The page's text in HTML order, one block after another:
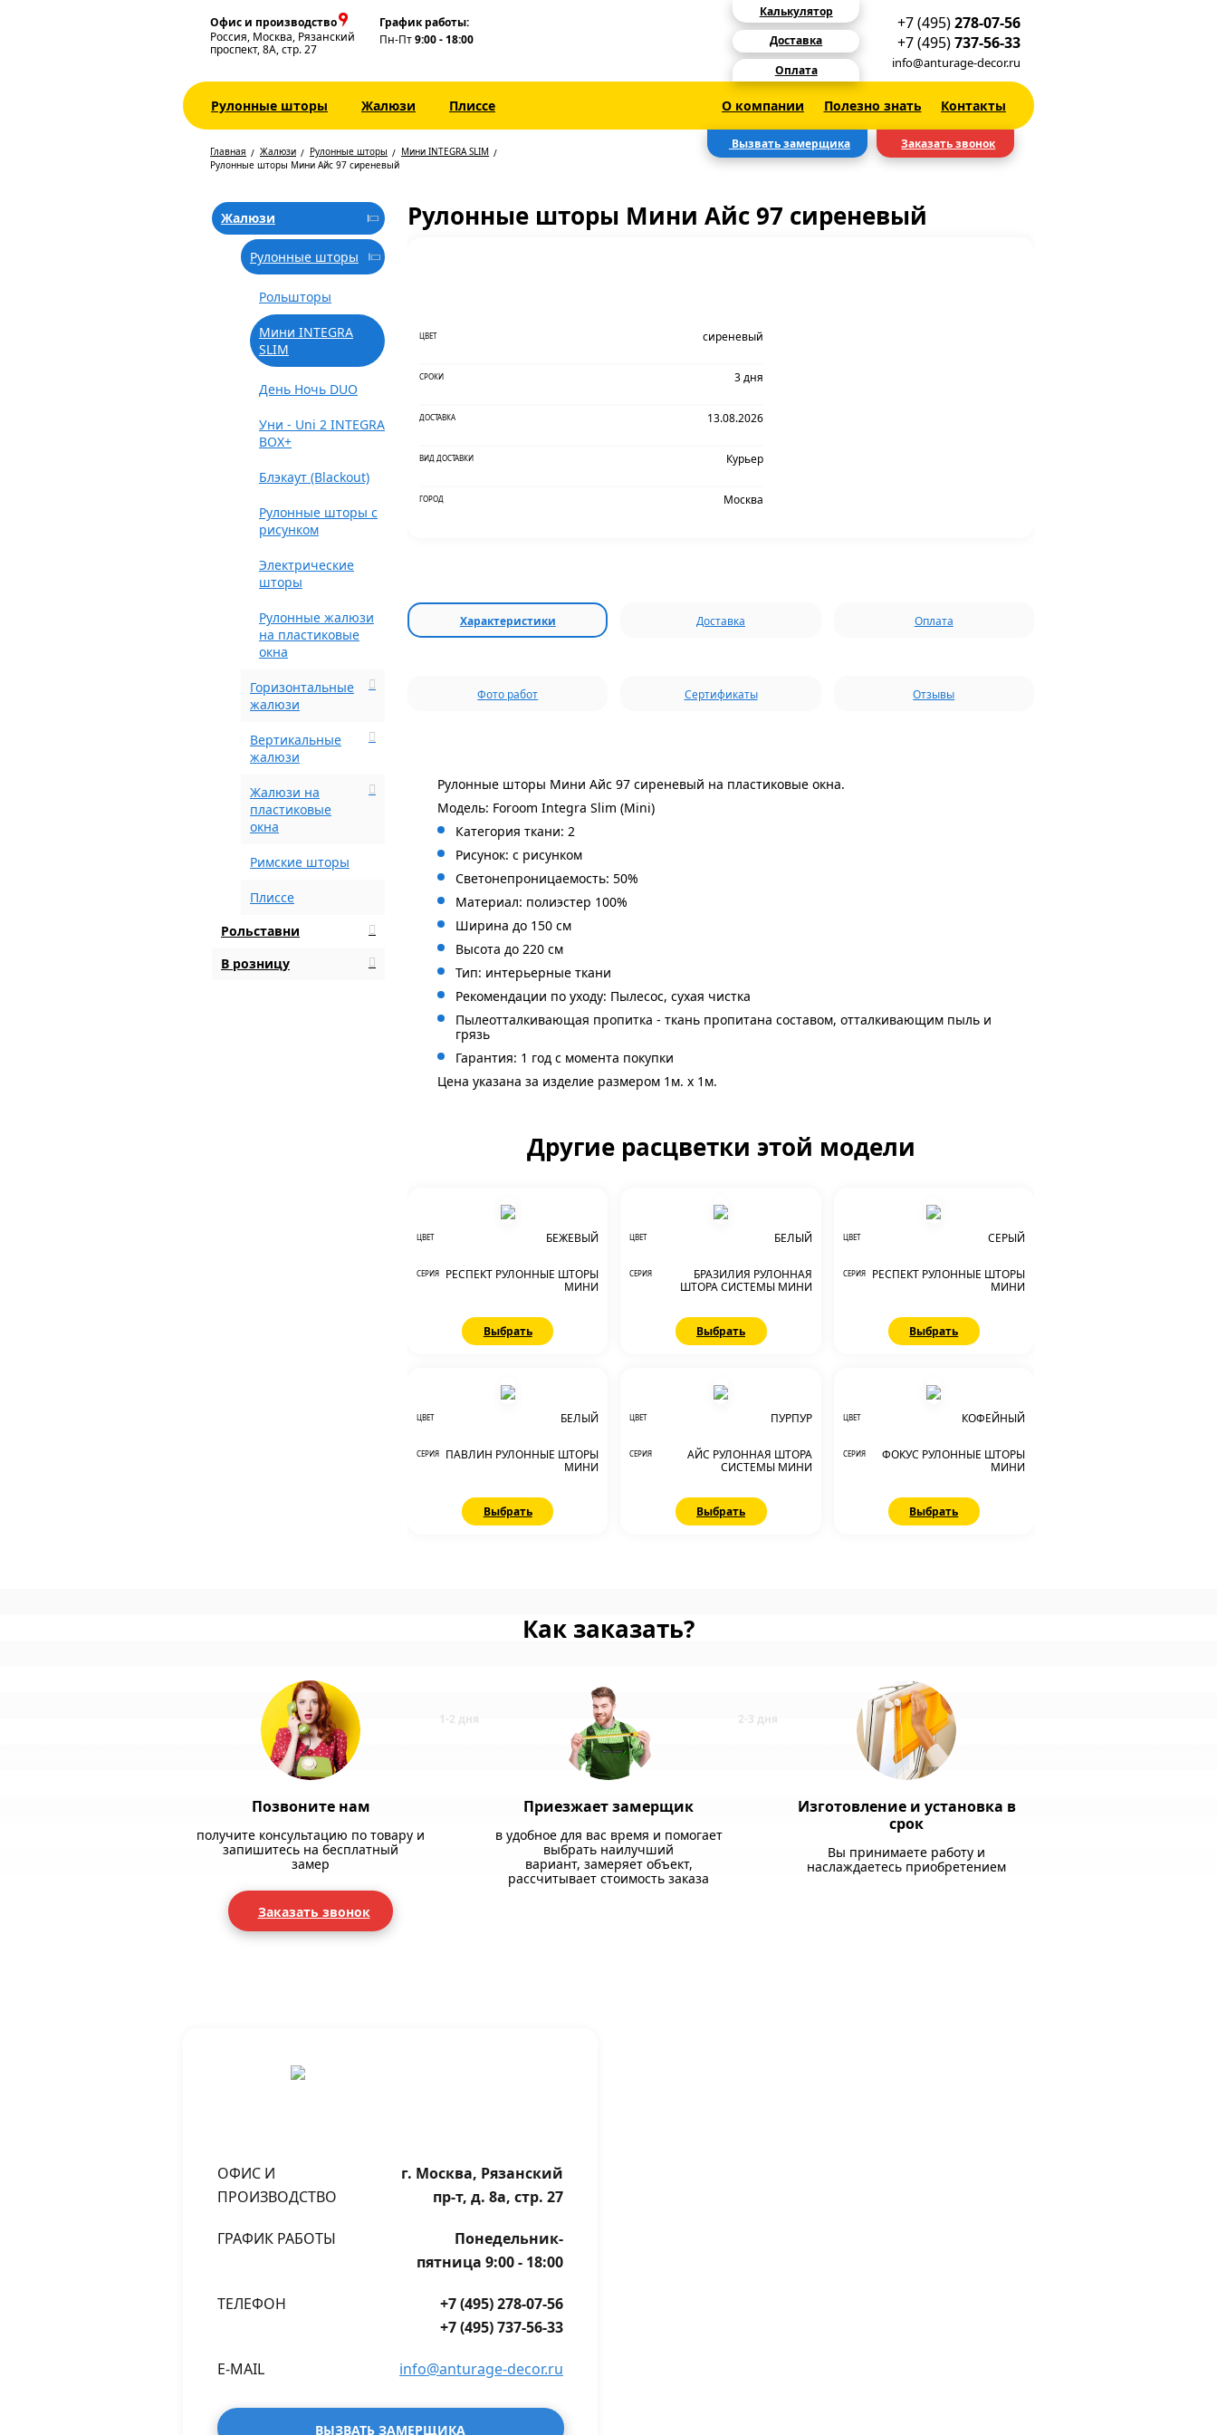
Офис и производство
Россия, Москва, Рязанский
проспект, 8А, стр. 27
График работы:
Пн-Пт9:00 - 18:00
Калькулятор
Доставка
Оплата
+7 (495)278-07-56
+7 (495)737-56-33
info@anturage-decor.ru
Рулонные шторы Жалюзи Плиссе О компании Полезно знать Контакты
Вызвать замерщика Заказать звонок
Главная Жалюзи Рулонные шторы
Мини INTEGRA SLIM
Рулонные шторы Мини Айс 97 сиреневый
Жалюзи
Рулонные шторы
Рольшторы
Мини INTEGRA
SLIM
День Ночь DUO
Уни - Uni 2 INTEGRA
BOX+
Блэкаут (Blackout)
Рулонные шторы с
рисунком
Электрические
шторы
Рулонные жалюзи
на пластиковые
окна
Горизонтальные
жалюзи
Вертикальные
жалюзи
Жалюзи на
пластиковые
окна
Римские шторы
Плиссе
Рольставни
В розницу
Рулонные шторы Мини Айс 97 сиреневый
ЦВЕТ сиреневый
СРОКИ 3 дня
ДОСТАВКА 13.08.2026
ВИД ДОСТАВКИ Курьер
ГОРОД Москва
Характеристики Доставка Оплата
Фото работ Сертификаты Отзывы
Рулонные шторы Мини Айс 97 сиреневый на пластиковые окна.
Модель: Foroom Integra Slim (Mini)
Категория ткани: 2
Рисунок: с рисунком
Светонепроницаемость: 50%
Материал: полиэстер 100%
Ширина до 150 см
Высота до 220 см
Тип: интерьерные ткани
Рекомендации по уходу: Пылесос, сухая чистка
Пылеотталкивающая пропитка - ткань пропитана составом, отталкивающим пыль и
грязь
Гарантия: 1 год с момента покупки
Цена указана за изделие размером 1м. x 1м.
Другие расцветки этой модели
ЦВЕТ БЕЖЕВЫЙ
СЕРИЯ
РЕСПЕКТ РУЛОННЫЕ ШТОРЫ
МИНИ
Выбрать
ЦВЕТ БЕЛЫЙ
СЕРИЯ
БРАЗИЛИЯ РУЛОННАЯ
ШТОРА СИСТЕМЫ МИНИ
Выбрать
ЦВЕТ СЕРЫЙ
СЕРИЯ
РЕСПЕКТ РУЛОННЫЕ ШТОРЫ
МИНИ
Выбрать
ЦВЕТ БЕЛЫЙ
СЕРИЯ
ПАВЛИН РУЛОННЫЕ ШТОРЫ
МИНИ
Выбрать
ЦВЕТ ПУРПУР
СЕРИЯ
АЙС РУЛОННАЯ ШТОРА
СИСТЕМЫ МИНИ
Выбрать
ЦВЕТ КОФЕЙНЫЙ
СЕРИЯ
ФОКУС РУЛОННЫЕ ШТОРЫ
МИНИ
Выбрать
Как заказать?
Позвоните нам
получите консультацию по товару и
запишитесь на бесплатный
замер
Заказать звонок
Приезжает замерщик
в удобное для вас время и помогает
выбрать наилучший
вариант, замеряет объект,
рассчитывает стоимость заказа
Изготовление и установка в
срок
Вы принимаете работу и
наслаждаетесь приобретением
ОФИС И
ПРОИЗВОДСТВО
г. Москва, Рязанский
пр-т, д. 8а, стр. 27
ГРАФИК РАБОТЫ
Понедельник-
пятница 9:00 - 18:00
ТЕЛЕФОН
+7 (495) 278-07-56
+7 (495) 737-56-33
E-MAIL info@anturage-decor.ru
ВЫЗВАТЬ ЗАМЕРЩИКА